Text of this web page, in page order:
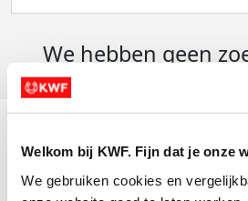
Welkom bij KWF. Fijn dat je onze
We gebruiken cookies en
We hebben geen
Actiematerialen
Evenementen